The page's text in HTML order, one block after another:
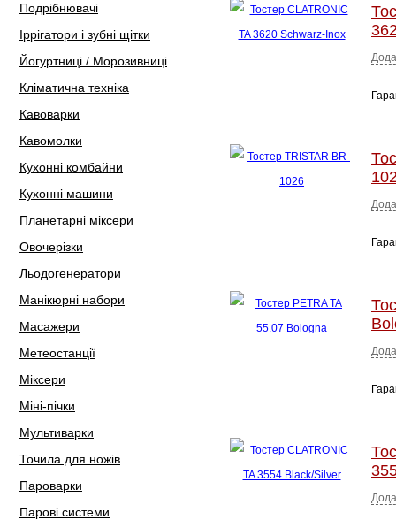
Подрібнювачі
Іррігатори і зубні щітки
Йогуртниці / Морозивниці
Кліматична техніка
Кавоварки
Кавомолки
Кухонні комбайни
Кухонні машини
Планетарні міксери
Овочерізки
Льодогенератори
Манікюрні набори
Масажери
Метеостанції
Міксери
Міні-пічки
Мультиварки
Точила для ножів
Пароварки
Парові системи